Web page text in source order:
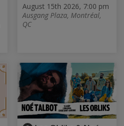
August 15th 2026, 7:00 pm
Ausgang Plaza, Montréal,
QC